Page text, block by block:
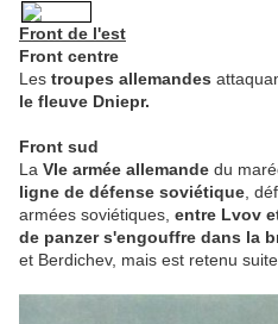
Front de l'est
Front centre
Les troupes allemandes
le fleuve Dniepr.
Front sud
La VIe armée allemande du
ligne de défense soviétique ,
armées soviétiques, entre Lvov
de panzer s'engouffre dans la
et Berdichev, mais est retenu